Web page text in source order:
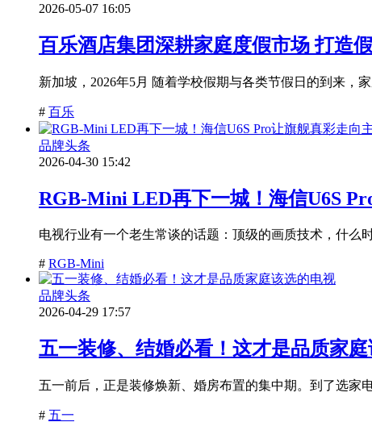
2026-05-07 16:05
百乐酒店集团深耕家庭度假市场 打造
新加坡，2026年5月 随着学校假期与各类节假日的到来，
# 百乐
品牌头条
2026-04-30 15:42
RGB-Mini LED再下一城！海信U6S
电视行业有一个老生常谈的话题：顶级的画质技术，什么
# RGB-Mini
品牌头条
2026-04-29 17:57
五一装修、结婚必看！这才是品质家
五一前后，正是装修焕新、婚房布置的集中期。到了选家
# 五一